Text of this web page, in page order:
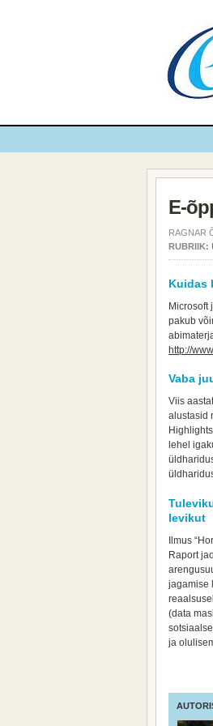
E-
RAGNAR
RUBRIIK:
Kuidas
Microsoft
pakub
http://
Vaba
Viis
alustasid
lehel
levikut
Ilmus
Raport
jagamise
(data
ja